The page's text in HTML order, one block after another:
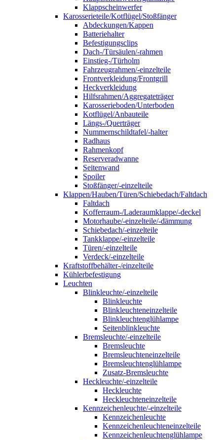
Klappscheinwerfer
Karosserieteile/Kotflügel/Stoßfänger
Abdeckungen/Kappen
Batteriehalter
Befestigungsclips
Dach-/Türsäulen/-rahmen
Einstieg-/Türholm
Fahrzeugrahmen/-einzelteile
Frontverkleidung/Frontgrill
Heckverkleidung
Hilfsrahmen/Aggregateträger
Karosserieboden/Unterboden
Kotflügel/Anbauteile
Längs-/Querträger
Nummernschildtafel/-halter
Radhaus
Rahmenkopf
Reserveradwanne
Seitenwand
Spoiler
Stoßfänger/-einzelteile
Klappen/Hauben/Türen/Schiebedach/Faltdach
Faltdach
Kofferraum-/Laderaumklappe/-deckel
Motorhaube/-einzelteile/-dämmung
Schiebedach/-einzelteile
Tankklappe/-einzelteile
Türen/-einzelteile
Verdeck/-einzelteile
Kraftstoffbehälter-/einzelteile
Kühlerbefestigung
Leuchten
Blinkleuchte/-einzelteile
Blinkleuchte
Blinkleuchteneinzelteile
Blinkleuchtenglühlampe
Seitenblinkleuchte
Bremsleuchte/-einzelteile
Bremsleuchte
Bremsleuchteneinzelteile
Bremsleuchtenglühlampe
Zusatz-Bremsleuchte
Heckleuchte/-einzelteile
Heckleuchte
Heckleuchteneinzelteile
Kennzeichenleuchte/-einzelteile
Kennzeichenleuchte
Kennzeichenleuchteneinzelteile
Kennzeichenleuchtenglühlampe